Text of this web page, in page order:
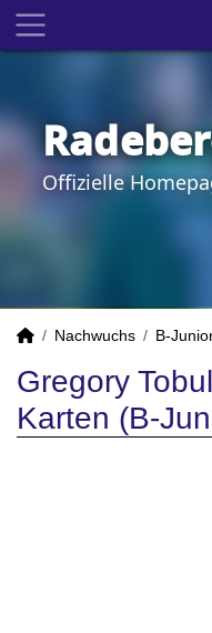
Offizielle
Nachwuchs B-
Gregory
Karten (B-